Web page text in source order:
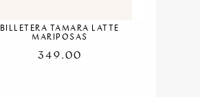
BILLETERA TAMARA LATTE
MARIPOSAS
349.00